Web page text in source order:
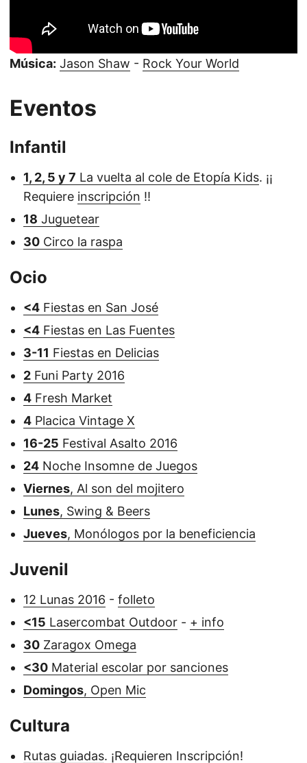
Música: Jason Shaw - Rock Your World
Eventos
Infantil
1, 2, 5 y 7 La vuelta al cole de Etopía Kids. ¡¡
Requiere inscripción !!
18 Juguetear
30 Circo la raspa
Ocio
<4 Fiestas en San José
<4 Fiestas en Las Fuentes
3-11 Fiestas en Delicias
2 Funi Party 2016
4 Fresh Market
4 Placica Vintage X
16-25 Festival Asalto 2016
24 Noche Insomne de Juegos
Viernes, Al son del mojitero
Lunes, Swing & Beers
Jueves, Monólogos por la beneficiencia
Juvenil
12 Lunas 2016 - folleto
<15 Lasercombat Outdoor - + info
30 Zaragox Omega
<30 Material escolar por sanciones
Domingos, Open Mic
Cultura
Rutas guiadas. ¡Requieren Inscripción!